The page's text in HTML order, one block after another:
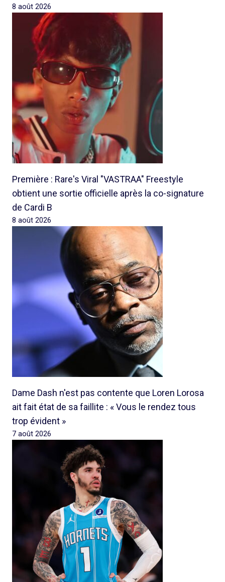
8 août 2026
Première : Rare's Viral "VASTRAA" Freestyle
obtient une sortie officielle après la co-signature
de Cardi B
8 août 2026
Dame Dash n'est pas contente que Loren Lorosa
ait fait état de sa faillite : « Vous le rendez tous
trop évident »
7 août 2026